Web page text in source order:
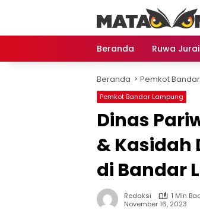
Beranda Ruwa Jurai
Beranda Pemkot
Pemkot Bandar Lampung
Dinas
& Kasidah
di Bandar
Redaksi
1 Min
November 16, 2023